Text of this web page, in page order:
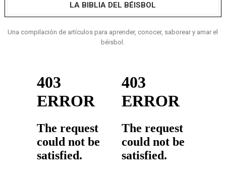
LA BIBLIA DEL BÉISBOL
Una compilación de artículos para aprender, conocer, saborear y amar el
béisbol.